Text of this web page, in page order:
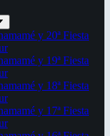
y 20ª Fiesta
y 19ª Fiesta
y 18ª Fiesta
y 17ª Fiesta